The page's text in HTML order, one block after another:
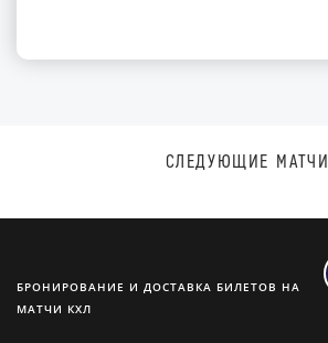
СЛЕДУЮЩИЕ МАТЧИ
БРОНИРОВАНИЕ И ДОСТАВКА БИЛЕТОВ НА
МАТЧИ КХЛ